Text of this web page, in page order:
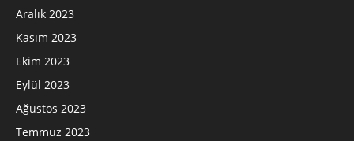
Aralık 2023
Kasım 2023
Ekim 2023
Eylül 2023
Ağustos 2023
Temmuz 2023